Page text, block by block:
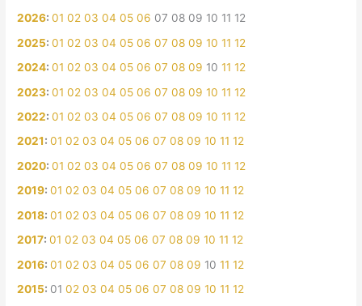
2026:01 02 03 04 05 06 07 08 09 10 11 12
2025:01 02 03 04 05 06 07 08 09 10 11 12
2024:01 02 03 04 05 06 07 08 09 10 11 12
2023:01 02 03 04 05 06 07 08 09 10 11 12
2022:01 02 03 04 05 06 07 08 09 10 11 12
2021:01 02 03 04 05 06 07 08 09 10 11 12
2020:01 02 03 04 05 06 07 08 09 10 11 12
2019:01 02 03 04 05 06 07 08 09 10 11 12
2018:01 02 03 04 05 06 07 08 09 10 11 12
2017:01 02 03 04 05 06 07 08 09 10 11 12
2016:01 02 03 04 05 06 07 08 09 10 11 12
2015: 01 02 03 04 05 06 07 08 09 10 11 12